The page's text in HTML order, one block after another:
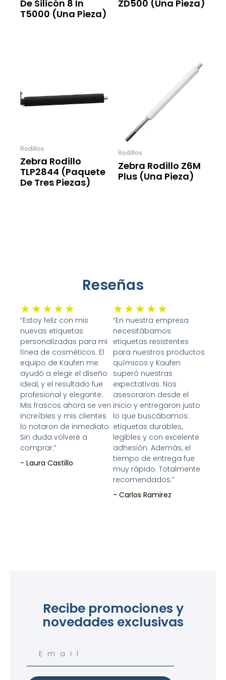
De Silicón 8 In
T5000 (una Pieza)
ZD500 (una Pieza)
Rodillos
Zebra Rodillo
TLP2844 (paquete
De Tres Piezas)
Rodillos
Zebra Rodillo Z6M
Plus (una Pieza)
Reseñas
★ ★ ★ ★ ★ Valorado
con
5
de
5
“Estoy feliz con mis
nuevas etiquetas
personalizadas para mi
línea de cosméticos. El
equipo de Kaufen me
ayudó a elegir el diseño
ideal, y el resultado fue
profesional y elegante.
Mis frascos ahora se ven
increíbles y mis clientes
lo notaron de inmediato.
Sin duda volveré a
comprar.”
- Laura Castillo
★ ★ ★ ★ ★
con
5
de
5
“En nuestra empresa
necesitábamos
etiquetas resistentes
para nuestros productos
químicos y Kaufen
superó nuestras
expectativas. Nos
asesoraron desde el
inicio y entregaron justo
lo que buscábamos:
etiquetas durables,
legibles y con excelente
adhesión. Además, el
tiempo de entrega fue
muy rápido. Totalmente
recomendados.”
- Carlos Ramirez
Recibe promociones y
novedades exclusivas